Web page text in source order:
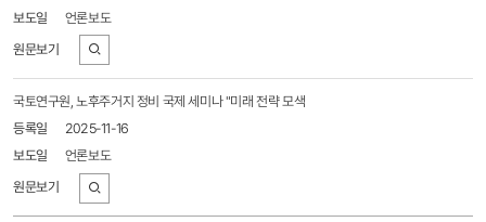
언론보도
바로가기
국토연구원, 노후주거지 정비 국제 세미나 "미래 전략 모색
2025-11-16
언론보도
바로가기